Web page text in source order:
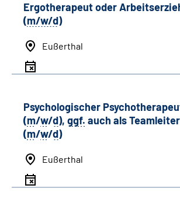
Ergotherapeut oder
(m/w/d)
Eußerthal
Psychologischer
(m/w/d), ggf. auch alsTeamleiter
(m/w/d)
Eußerthal